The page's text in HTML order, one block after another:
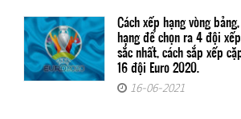
Cách xếp hạng vòng
hạng để chọn ra 4 đội
sắc nhất, cách sắp xếp
16 đội Euro 2020.
16-06-2021